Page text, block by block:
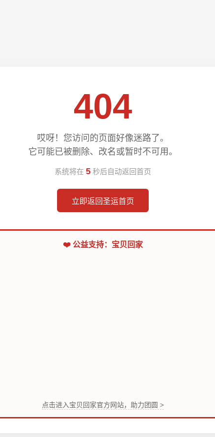
404
哎呀！您访问的页面好像迷路了。
它可能已被删除、改名或暂时不可用。
系统将在 5 秒后自动返回首页
立即返回圣运首页
❤️ 公益支持：宝贝回家
点击进入宝贝回家官方网站，助力团圆 >